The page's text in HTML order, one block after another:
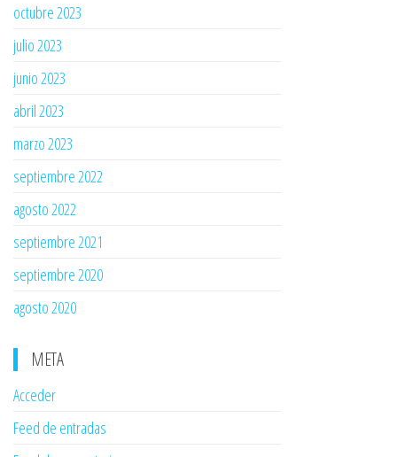
octubre 2023
julio 2023
junio 2023
abril 2023
marzo 2023
septiembre 2022
agosto 2022
septiembre 2021
septiembre 2020
agosto 2020
META
Acceder
Feed de entradas